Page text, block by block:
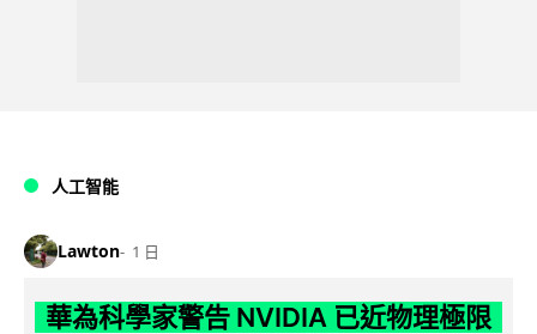
人工智能
Lawton 1 日
華為科學家警告 NVIDIA 已近物理極限